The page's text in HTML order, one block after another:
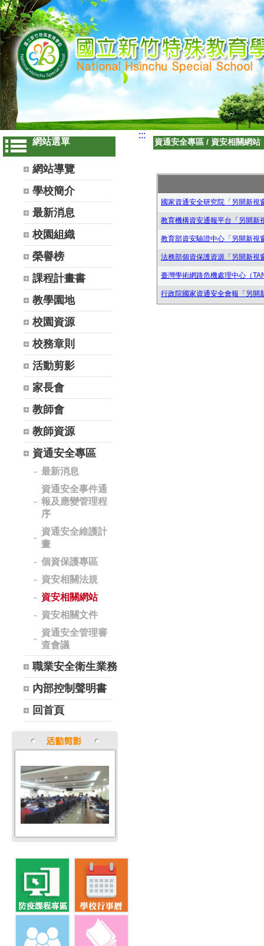
網站選單
網站導覽
學校簡介
最新消息
校園組織
榮譽榜
課程計畫書
教學園地
校園資源
校務章則
活動剪影
家長會
教師會
教師資源
資通安全專區
最新消息
資通安全事件通
報及應變管理程
序
資通安全維護計
畫
個資保護專區
資安相關法規
資安相關網站
資安相關文件
資通安全管理審
查會議
職業安全衛生業務
內部控制聲明書
回首頁
:::
資通安全專區 / 資安相關網站
國家資通安全研究院「另開新視
教育機構資安通報平台「另開新
教育部資安驗證中心「另開新視
法務部個資保護資源「另開新視
臺灣學術網路危機處理中心（
行政院國家資通安全會報「另開